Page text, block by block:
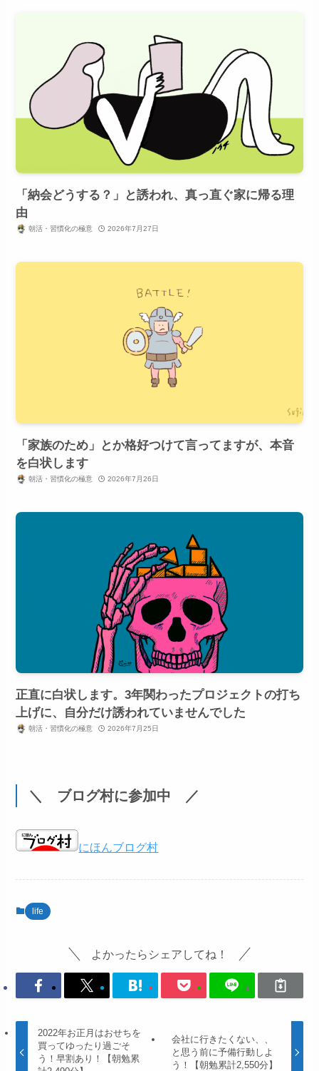
「納会どうする？」と誘われ、真っ直ぐ家に帰る理
由
朝活・習慣化の極意 2026年7月27日
「家族のため」とか格好つけて言ってますが、本音
を白状します
朝活・習慣化の極意 2026年7月26日
正直に白状します。3年関わったプロジェクトの打ち
上げに、自分だけ誘われていませんでした
朝活・習慣化の極意 2026年7月25日
＼ ブログ村に参加中 ／
にほんブログ村
life
よかったらシェアしてね！
2022年お正月はおせちを
買ってゆったり過ごそ
う！早割あり！【朝勉累
会社に行きたくない、、
と思う前に予備行動しよ
う！【朝勉累計2,550分】